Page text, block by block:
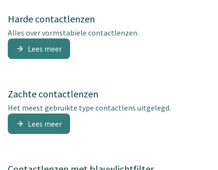
Harde contactlenzen
Alles over vormstabiele contactlenzen.
Lees meer
Zachte contactlenzen
Het meest gebruikte type contactlens uitgelegd.
Lees meer